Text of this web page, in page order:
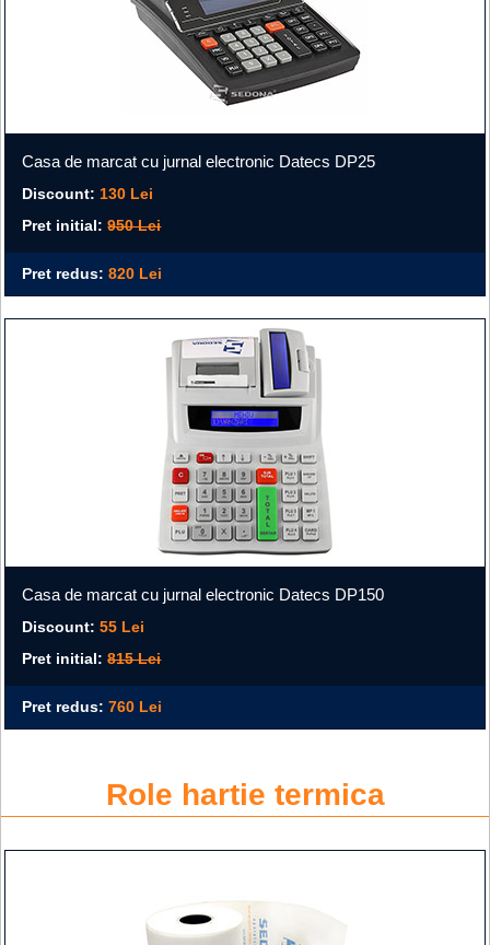
Casa de marcat cu jurnal electronic Datecs DP25
Discount: 130 Lei
Pret initial:950 Lei
Pret redus:820 Lei
Casa de marcat cu jurnal electronic Datecs DP150
Discount:55 Lei
Pret initial:815 Lei
Pret redus:760 Lei
Role hartie termica